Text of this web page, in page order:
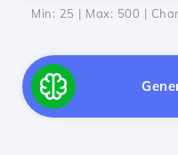
Min: 25 | Max: 500 |